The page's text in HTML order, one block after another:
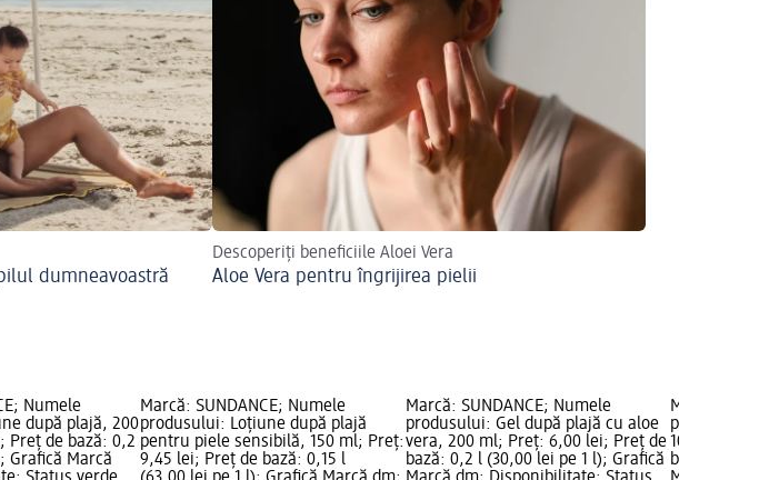
dumneavoastră
Descoperiți beneficiile Aloei Vera
Aloe Vera pentru îngrijirea pielii
Numele
după plajă, 200
Preț de bază: 0,2
Grafică Marcă
Marcă: SUNDANCE; Numele
produsului: Loțiune după plajă
pentru piele sensibilă, 150 ml; Preț:
9,45 lei; Preț de bază: 0,15 l
Marcă: SUNDANCE; Numele
produsului: Gel după plajă cu aloe
vera, 200 ml; Preț: 6,00 lei; Preț de
bază: 0,2 l (30,00 lei pe 1 l); Grafică
Marcă:
produsului:
100 ml;
bază: 0,1 l